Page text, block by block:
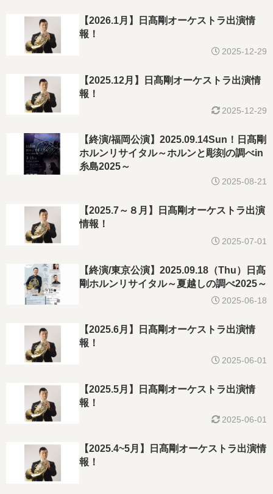
【2026.1月】日髙剛オーケストラ出演情
報！
2025-12-29
【2025.12月】日髙剛オーケストラ出演情
報！
2025-12-29
【終演/福岡公演】2025.09.14Sun！日髙剛
ホルンリサイタル～ホルンと彫刻の調べin
糸島2025～
2025-08-21
【2025.7～８月】日髙剛オーケストラ出演
情報！
2025-07-01
【終演/東京公演】2025.09.18（Thu）日髙
剛ホルンリサイタル～夏越しの調べ2025～
2025-06-18
【2025.6月】日髙剛オーケストラ出演情
報！
2025-06-01
【2025.5月】日髙剛オーケストラ出演情
報！
2025-06-01
【2025.4~5月】日髙剛オーケストラ出演情
報！